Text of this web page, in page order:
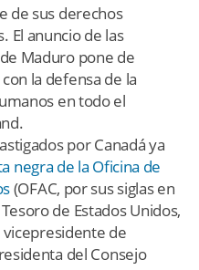
de sus derechos
El anuncio de las
Maduro pone de
la defensa de la
en todo el
por Canadá ya
negra de la Oficina de
(OFAC, por sus siglas en
de Estados Unidos,
vicepresidente de
del Consejo